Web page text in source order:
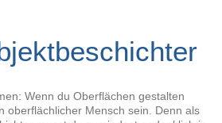
Wenn du Oberflächen gestalten
oberflächlicher Mensch sein. Denn als